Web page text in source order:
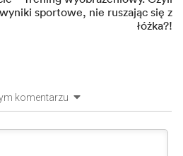
sportowe, nie ruszając się z
łóżka?!
komentarzu